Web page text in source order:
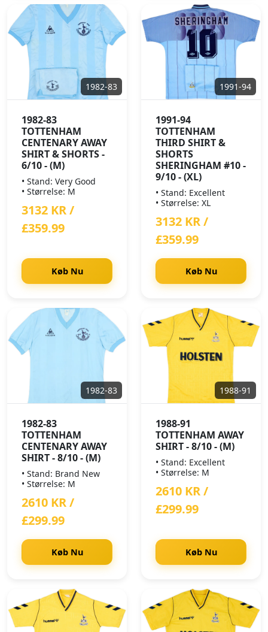
1982-83
1982-83
TOTTENHAM
CENTENARY AWAY
SHIRT & SHORTS -
6/10 - (M)
• Stand: Very Good
• Størrelse: M
3132 KR /
£359.99
Køb Nu
1991-94
1991-94
TOTTENHAM
THIRD SHIRT &
SHORTS
SHERINGHAM #10 -
9/10 - (XL)
• Stand: Excellent
• Størrelse: XL
3132 KR /
£359.99
Køb Nu
1982-83
1982-83
TOTTENHAM
CENTENARY AWAY
SHIRT - 8/10 - (M)
• Stand: Brand New
• Størrelse: M
2610 KR /
£299.99
Køb Nu
1988-91
1988-91
TOTTENHAM AWAY
SHIRT - 8/10 - (M)
• Stand: Excellent
• Størrelse: M
2610 KR /
£299.99
Køb Nu